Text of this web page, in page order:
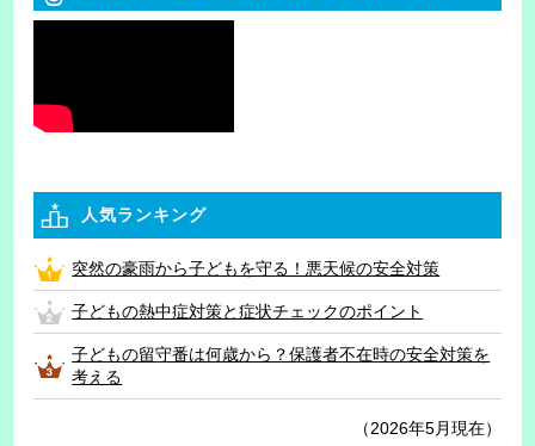
人気ランキング
突然の豪雨から子どもを守る！悪天候の安全対策
子どもの熱中症対策と症状チェックのポイント
子どもの留守番は何歳から？保護者不在時の安全対策を
考える
（2026年5月現在）